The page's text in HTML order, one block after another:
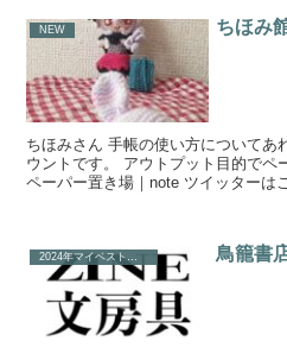
NEW ちほみ
ちほみさん 手帳の使い方についてあ
ウントです。 アウトプット目的でペ
ペーパー置き場｜note ツイッターは
鳥籠書